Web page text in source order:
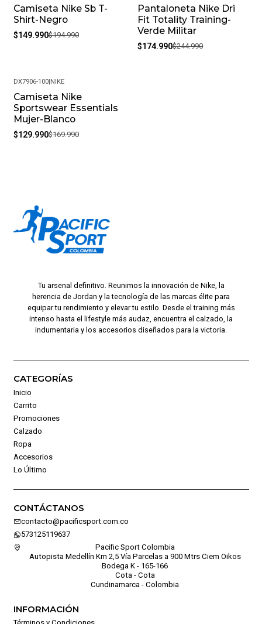
-23%
Camiseta Nike Sb T-
Shirt-Negro
$149.990$194.990
-29%
Pantaloneta Nike Dri
Fit Totality Training-
Verde Militar
$174.990$244.990
-24%
DX7906-100| NIKE
Camiseta Nike
Sportswear Essentials
Mujer-Blanco
$129.990$169.990
Tu arsenal definitivo. Reunimos la innovación de Nike, la
herencia de Jordan y la tecnología de las marcas élite para
equipar tu rendimiento y elevar tu estilo. Desde el training más
intenso hasta el lifestyle más audaz, encuentra el calzado, la
indumentaria y los accesorios diseñados para la victoria.
CATEGORÍAS
Inicio
Carrito
Promociones
Calzado
Ropa
Accesorios
Lo Último
CONTÁCTANOS
contacto@pacificsport.com.co
573125119637
Pacific Sport Colombia
Autopista Medellín Km 2,5 Vía Parcelas a 900 Mtrs Ciem Oikos
Bodega K - 165-166
Cota - Cota
Cundinamarca - Colombia
INFORMACIÓN